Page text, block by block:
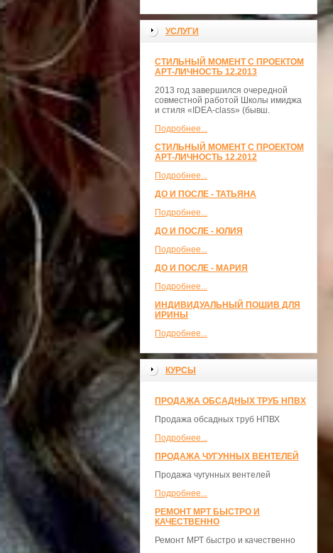
УСЛУГИ
СТИЛЬНЫЙ МОМЕНТ С ПРОЕКТОМ
АРТ-ЛИЧНОСТЬ 12.2013
2013 год завершился очередной
совместной работой Школы имиджа
и стиля «IDEA-class» (бывш.
Подробнее...
СТИЛЬНЫЙ МОМЕНТ С ПРОЕКТОМ
АРТ-ЛИЧНОСТЬ 12.2012
Подробнее...
ДО И ПОСЛЕ - ТАТЬЯНА
Подробнее...
ДО И ПОСЛЕ - ЮЛИЯ
Подробнее...
ДО И ПОСЛЕ - МАРИЯ
Подробнее...
ИНДИВИДУАЛЬНЫЙ ПОШИВ ДЛЯ
ИРИНЫ
Подробнее...
КУРСЫ
ПРОДАЖА ОБСАДНЫХ ТРУБ НПВХ
Продажа обсадных труб НПВХ
Подробнее...
ПРОДАЖА ЧУГУННЫХ ВЕНТЕЛЕЙ
Продажа чугунных вентелей
Подробнее...
РЕМОНТ МРТ БЫСТРО И
КАЧЕСТВЕННО
Ремонт МРТ быстро и качественно